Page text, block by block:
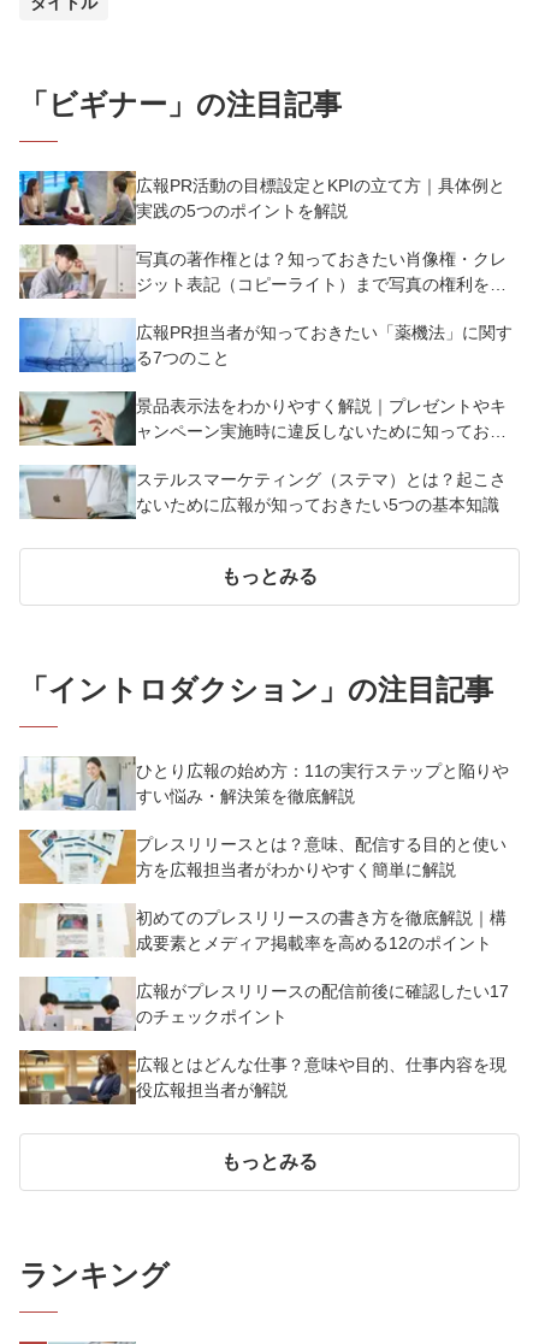
「 ビギナー 」の注目記事
広報PR活動の目標設定とKPIの立て方｜具体例と
実践の5つのポイントを解説
写真の著作権とは？知っておきたい肖像権・クレ
ジット表記（コピーライト）まで写真の権利を解
広報PR担当者が知っておきたい「薬機法」に関す
る7つのこと
景品表示法をわかりやすく解説｜プレゼントやキ
ャンペーン実施時に違反しないために知っておく
ステルスマーケティング（ステマ）とは？起こさ
ないために広報が知っておきたい5つの基本知識
もっとみる
「 イントロダクション 」の注目記事
ひとり広報の始め方：11の実行ステップと陥りや
すい悩み・解決策を徹底解説
プレスリリースとは？意味、配信する目的と使い
方を広報担当者がわかりやすく簡単に解説
初めてのプレスリリースの書き方を徹底解説｜構
成要素とメディア掲載率を高める12のポイント
広報がプレスリリースの配信前後に確認したい17
のチェックポイント
広報とはどんな仕事？意味や目的、仕事内容を現
役広報担当者が解説
もっとみる
ランキング